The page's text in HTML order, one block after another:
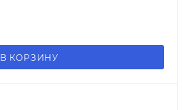
В КОРЗИНУ